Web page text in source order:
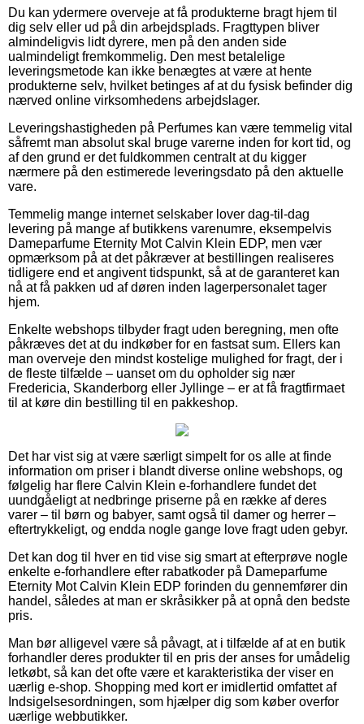
Du kan ydermere overveje at få produkterne bragt hjem til
dig selv eller ud på din arbejdsplads. Fragttypen bliver
almindeligvis lidt dyrere, men på den anden side
ualmindeligt fremkommelig. Den mest betalelige
leveringsmetode kan ikke benægtes at være at hente
produkterne selv, hvilket betinges af at du fysisk befinder dig
nærved online virksomhedens arbejdslager.
Leveringshastigheden på Perfumes kan være temmelig vital
såfremt man absolut skal bruge varerne inden for kort tid, og
af den grund er det fuldkommen centralt at du kigger
nærmere på den estimerede leveringsdato på den aktuelle
vare.
Temmelig mange internet selskaber lover dag-til-dag
levering på mange af butikkens varenumre, eksempelvis
Dameparfume Eternity Mot Calvin Klein EDP, men vær
opmærksom på at det påkræver at bestillingen realiseres
tidligere end et angivent tidspunkt, så at de garanteret kan
nå at få pakken ud af døren inden lagerpersonalet tager
hjem.
Enkelte webshops tilbyder fragt uden beregning, men ofte
påkræves det at du indkøber for en fastsat sum. Ellers kan
man overveje den mindst kostelige mulighed for fragt, der i
de fleste tilfælde – uanset om du opholder sig nær
Fredericia, Skanderborg eller Jyllinge – er at få fragtfirmaet
til at køre din bestilling til en pakkeshop.
Det har vist sig at være særligt simpelt for os alle at finde
information om priser i blandt diverse online webshops, og
følgelig har flere Calvin Klein e-forhandlere fundet det
uundgåeligt at nedbringe priserne på en række af deres
varer – til børn og babyer, samt også til damer og herrer –
eftertrykkeligt, og endda nogle gange love fragt uden gebyr.
Det kan dog til hver en tid vise sig smart at efterprøve nogle
enkelte e-forhandlere efter rabatkoder på Dameparfume
Eternity Mot Calvin Klein EDP forinden du gennemfører din
handel, således at man er skråsikker på at opnå den bedste
pris.
Man bør alligevel være så påvagt, at i tilfælde af at en butik
forhandler deres produkter til en pris der anses for umådelig
letkøbt, så kan det ofte være et karakteristika der viser en
uærlig e-shop. Shopping med kort er imidlertid omfattet af
Indsigelsesordningen, som hjælper dig som køber overfor
uærlige webbutikker.